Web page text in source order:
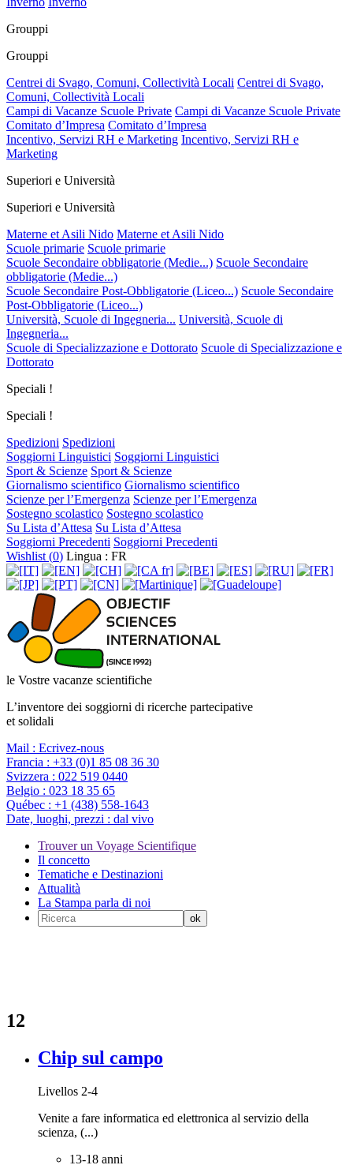
Grouppi
Grouppi
Centrei di Svago, Comuni, Collectività Locali Centrei di Svago,
Comuni, Collectività Locali
Campi di Vacanze Scuole Private Campi di Vacanze Scuole Private
Comitato d’Impresa Comitato d’Impresa
Incentivo, Servizi RH e Marketing Incentivo, Servizi RH e
Marketing
Superiori e Università
Superiori e Università
Materne et Asili Nido Materne et Asili Nido
Scuole primarie Scuole primarie
Scuole Secondaire obbligatorie (Medie...) Scuole Secondaire
obbligatorie (Medie...)
Scuole Secondaire Post-Obbligatorie (Liceo...) Scuole Secondaire
Post-Obbligatorie (Liceo...)
Università, Scuole di Ingegneria... Università, Scuole di
Ingegneria...
Scuole di Specializzazione e Dottorato Scuole di Specializzazione e
Dottorato
Speciali !
Speciali !
Spedizioni Spedizioni
Soggiorni Linguistici Soggiorni Linguistici
Sport & Scienze Sport & Scienze
Giornalismo scientifico Giornalismo scientifico
Scienze per l’Emergenza Scienze per l’Emergenza
Sostegno scolastico Sostegno scolastico
Su Lista d’Attesa Su Lista d’Attesa
Soggiorni Precedenti Soggiorni Precedenti
Wishlist (0) Lingua : FR
le Vostre vacanze scientifiche
L’inventore dei soggiorni di ricerche partecipative
et solidali
Mail : Ecrivez-nous
Francia : +33 (0)1 85 08 36 30
Svizzera : 022 519 0440
Belgio : 023 18 35 65
Québec : +1 (438) 558-1643
Date, luoghi, prezzi : dal vivo
Trouver un Voyage Scientifique
Il concetto
Tematiche e Destinazioni
Attualità
La Stampa parla di noi
12
Chip sul campo
Livellos 2-4
Venite a fare informatica ed elettronica al servizio della
scienza, (...)
13-18 anni